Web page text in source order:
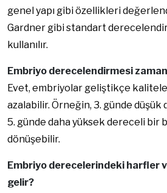
genel yapı gibi özellikleri
Gardner gibi standart
kullanılır.
Embriyo derecelendirmesi
Evet, embriyolar geliştikçe
azalabilir. Örneğin, 3. günde
5. günde daha yüksek dereceli bir
dönüşebilir.
Embriyo derecelerindeki harfler
gelir?